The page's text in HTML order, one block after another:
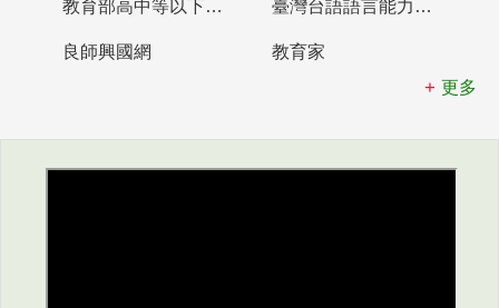
教育部高中等以下學校及幼兒園教師資格檢定考試 臺灣台語語言能力認證網站
良師興國網
教育家
更多